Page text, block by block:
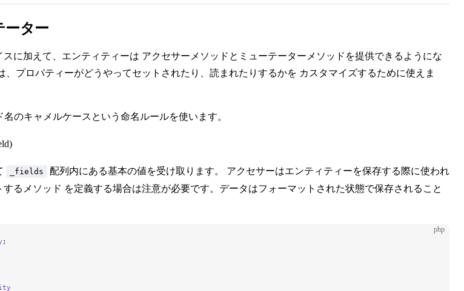
ーター
スに加えて、エンティティーは アクセサーメソッドとミューテーターメソッドを提供できるようにな
、プロパティーがどうやってセットされたり、読まれたりするかを カスタマイズするために使えま
名のキャメルケースという命名ルールを使います。
_fields
配列内にある基本の値を受け取ります。 アクセサーはエンティティーを保存する際に使われ
るメソッド を定義する場合は注意が必要です。データはフォーマットされた状態で保存されること
php
;